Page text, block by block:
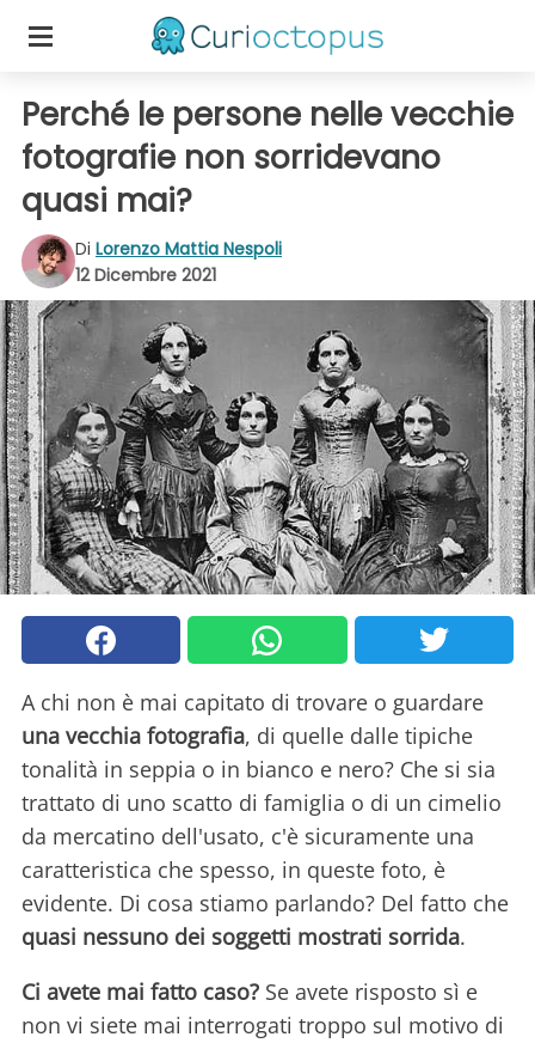
Perché le persone nelle vecchie
fotografie non sorridevano
quasi mai?
Di Lorenzo Mattia Nespoli
12 Dicembre 2021
A chi non è mai capitato di trovare o guardare
una vecchia fotografia, di quelle dalle tipiche
tonalità in seppia o in bianco e nero? Che si sia
trattato di uno scatto di famiglia o di un cimelio
da mercatino dell'usato, c'è sicuramente una
caratteristica che spesso, in queste foto, è
evidente. Di cosa stiamo parlando? Del fatto che
quasi nessuno dei soggetti mostrati sorrida.
Ci avete mai fatto caso? Se avete risposto sì e
non vi siete mai interrogati troppo sul motivo di